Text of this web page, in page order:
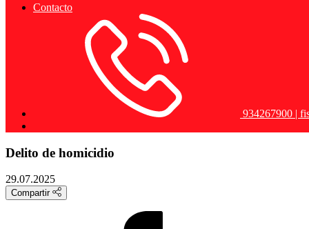
Contacto
934267900 |
Delito de homicidio
29.07.2025
Compartir